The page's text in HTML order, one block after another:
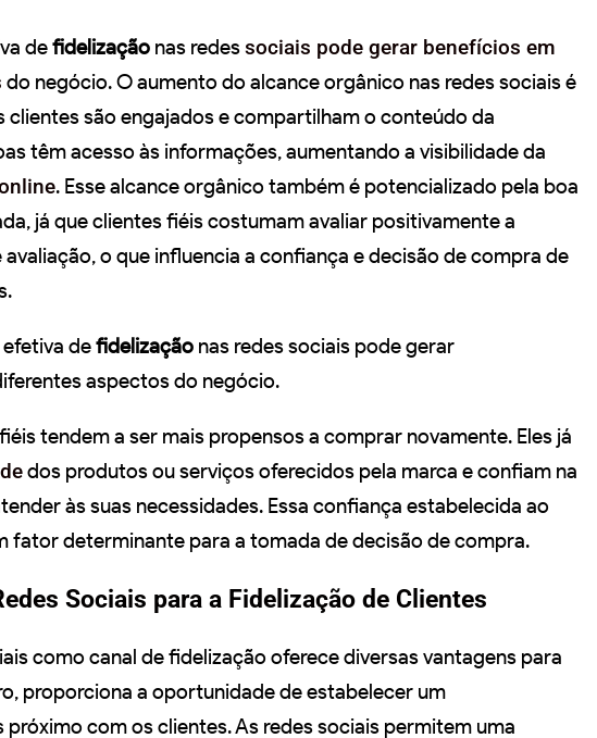
defidelização nas redessociais pode gerar benefícios em
do negócio. O aumento do alcance orgânico nas redes sociais é
clientes são engajados e compartilham o conteúdo da
têm acesso às informações, aumentando a visibilidade da
. Esse alcance orgânico também é potencializado pela boa
já que clientes fiéis costumam avaliar positivamente a
o que influencia a confiança e decisão de compra de
defidelização nas redes sociais pode gerar
aspectos do negócio.
tendem a ser mais propensos a comprar novamente. Eles já
dos produtos ou serviços oferecidos pela marca e confiam na
às suas necessidades. Essa confiança estabelecida ao
fator determinante para a tomada de decisão de compra.
Sociais para a Fidelização de Clientes
como canal de fidelização oferece diversas vantagens para
proporciona a oportunidade de estabelecer um
próximo com os clientes. As redes sociais permitem uma